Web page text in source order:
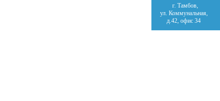
г. Тамбов,
ул. Коммунальная,
д.42, офис 34